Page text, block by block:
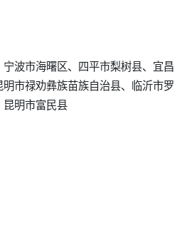
波市海曙区、四平市梨树县、宜昌
市禄劝彝族苗族自治县、临沂市罗
明市富民县